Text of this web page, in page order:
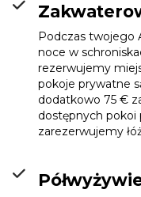
Rifugio
Podczas twojego
noce w
rezerwujemy
pokoje prywatne
dodatkowo 75 €
dostępnych
zarezerwujemy